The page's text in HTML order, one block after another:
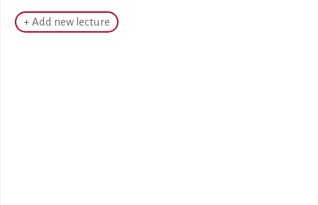
+ Add new lecture